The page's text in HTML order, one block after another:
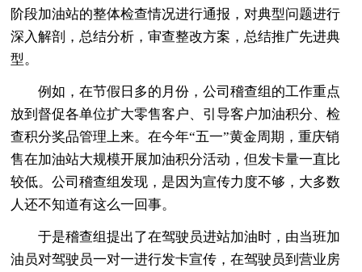
阶段加油站的整体检查情况进行通报，对典型问题进行
深入解剖，总结分析，审查整改方案，总结推广先进典
型。
例如，在节假日多的月份，公司稽查组的工作重点
放到督促各单位扩大零售客户、引导客户加油积分、检
查积分奖品管理上来。在今年“五一”黄金周期，重庆销
售在加油站大规模开展加油积分活动，但发卡量一直比
较低。公司稽查组发现，是因为宣传力度不够，大多数
人还不知道有这么一回事。
于是稽查组提出了在驾驶员进站加油时，由当班加
油员对驾驶员一对一进行发卡宣传，在驾驶员到营业房